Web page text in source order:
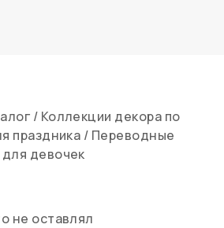
/ Коллекции декора по
праздника / Переводные
девочек
не оставлял